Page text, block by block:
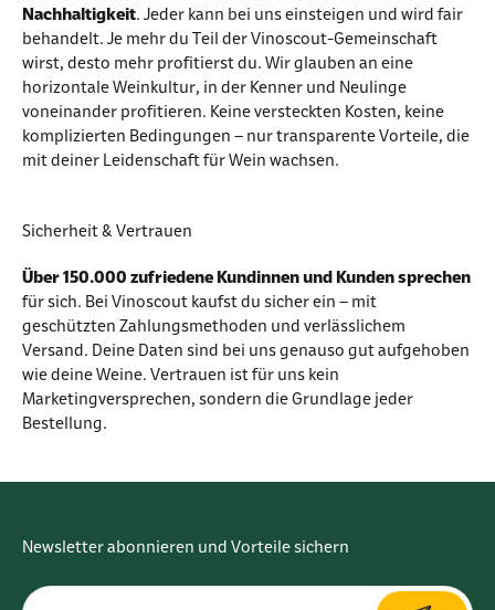
Nachhaltigkeit. Jeder kann bei uns einsteigen und wird fair
behandelt. Je mehr du Teil der Vinoscout-Gemeinschaft
wirst, desto mehr profitierst du. Wir glauben an eine
horizontale Weinkultur, in der Kenner und Neulinge
voneinander profitieren. Keine versteckten Kosten, keine
komplizierten Bedingungen – nur transparente Vorteile, die
mit deiner Leidenschaft für Wein wachsen.
Sicherheit & Vertrauen
Über 150.000 zufriedene Kundinnen und Kunden sprechen
für sich. Bei Vinoscout kaufst du sicher ein – mit
geschützten Zahlungsmethoden und verlässlichem
Versand. Deine Daten sind bei uns genauso gut aufgehoben
wie deine Weine. Vertrauen ist für uns kein
Marketingversprechen, sondern die Grundlage jeder
Bestellung.
Newsletter abonnieren und Vorteile sichern